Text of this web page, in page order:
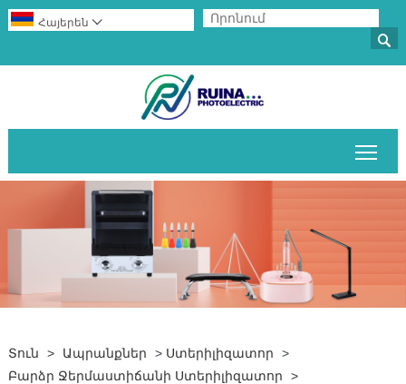

Հայերեն 
Տուն > Ապրանքներ > Ստերիլիզատոր
>
Բարձր Ջերմաստիճանի Ստերիլիզատոր
>